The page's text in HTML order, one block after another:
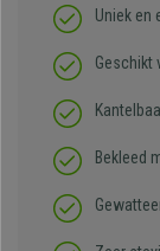
Uniek en
Geschikt
Bekleed